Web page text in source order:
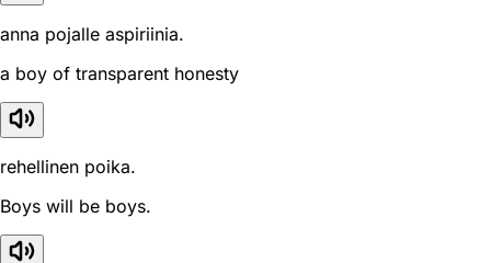
anna pojalle aspiriinia.
a boy of transparent honesty
rehellinen poika.
Boys will be boys.